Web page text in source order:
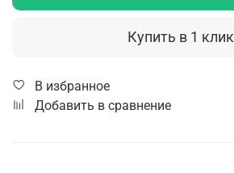
Купить в 1 клик
В избранное
Добавить в сравнение